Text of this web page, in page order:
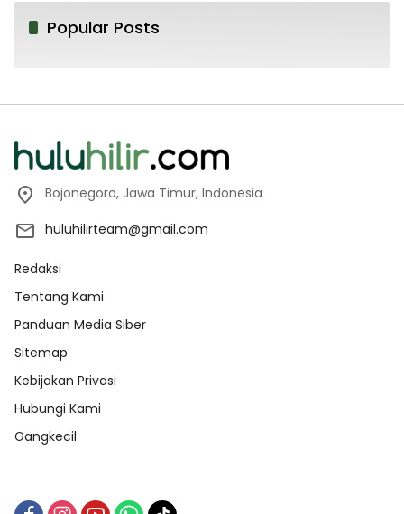
Popular Posts
Bojonegoro, Jawa Timur, Indonesia
huluhilirteam@gmail.com
Redaksi
Tentang Kami
Panduan Media Siber
Sitemap
Kebijakan Privasi
Hubungi Kami
Gangkecil